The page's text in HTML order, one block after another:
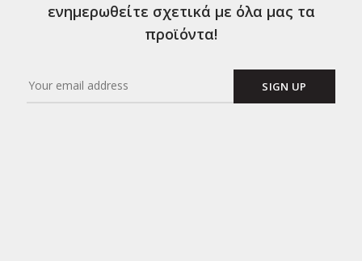
ενημερωθείτε σχετικά με όλα μας τα
προϊόντα!